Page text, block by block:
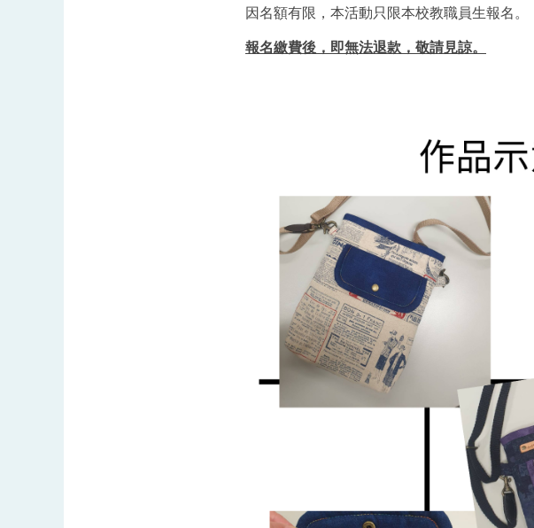
因名額有限，本活動只限本校教職員生報名。
報名繳費後，即無法退款，敬請見諒。